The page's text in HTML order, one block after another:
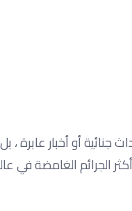
أو أخبار عابرة ، بل
الجرائم الغامضة في